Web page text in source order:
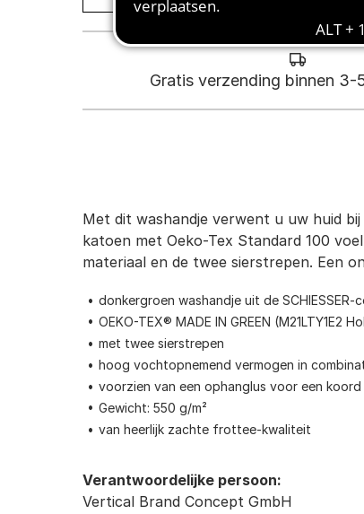
Gratis verzending binnen 3-
Met dit washandje verwent u uw huid
katoen met Oeko-Tex Standard 100
materiaal en de twee sierstrepen. Een
donkergroen washandje uit de SCHIESSER-
OEKO-TEX® MADE IN GREEN (M21LTY1E2
met twee sierstrepen
hoog vochtopnemend vermogen in
voorzien van een ophanglus voor een koord
Gewicht: 550 g/m²
van heerlijk zachte frottee-kwaliteit
Verantwoordelijke persoon:
Vertical Brand Concept GmbH